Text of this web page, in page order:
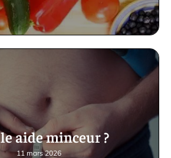
aide minceur ?
11 mars 2026